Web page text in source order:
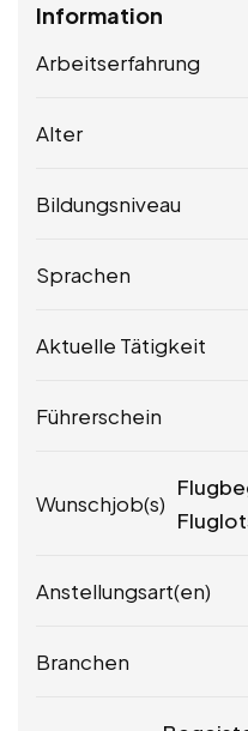
Information
Arbeitserfahrung
Alter
Bildungsniveau
Sprachen
Aktuelle Tätigkeit
Führerschein
Wunschjob(s)
Anstellungsart(en)
Branchen